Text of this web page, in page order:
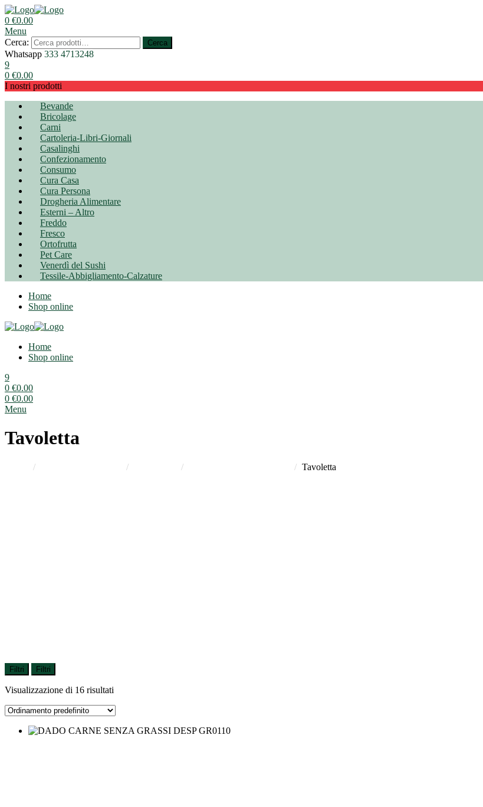
0 €0.00
Menu
Cerca:
Cerca
Whatsapp 333 4713248
9
0 €0.00
I nostri prodotti
Bevande
Bricolage
Carni
Cartoleria-Libri-Giornali
Casalinghi
Confezionamento
Consumo
Cura Casa
Cura Persona
Drogheria Alimentare
Esterni – Altro
Freddo
Fresco
Ortofrutta
Pet Care
Venerdì del Sushi
Tessile-Abbigliamento-Calzature
Home
Shop online
Home
Shop online
9
0 €0.00
0 €0.00
Menu
Tavoletta
/ / / / Tavoletta
Filtri Filtri
Visualizzazione di 16 risultati